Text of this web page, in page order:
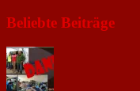
Beliebte Beiträge